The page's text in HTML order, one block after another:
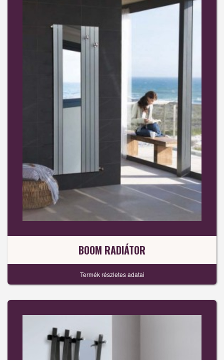
BOOM RADIÁTOR
Termék részletes adatai